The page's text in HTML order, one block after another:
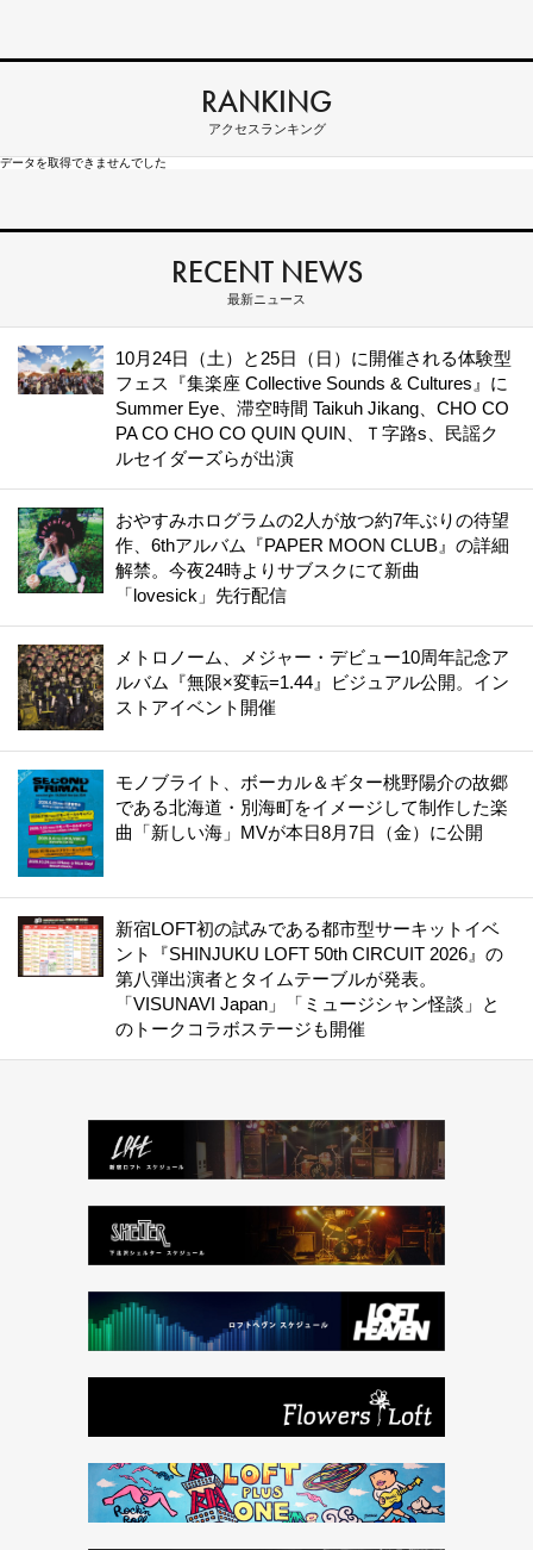
RANKING
アクセスランキング
データを取得できませんでした
RECENT NEWS
最新ニュース
10月24日（土）と25日（日）に開催される体験型
フェス『集楽座 Collective Sounds & Cultures』に
Summer Eye、滞空時間 Taikuh Jikang、CHO CO
PA CO CHO CO QUIN QUIN、Ｔ字路s、民謡ク
ルセイダーズらが出演
おやすみホログラムの2人が放つ約7年ぶりの待望
作、6thアルバム『PAPER MOON CLUB』の詳細
解禁。今夜24時よりサブスクにて新曲
「lovesick」先行配信
メトロノーム、メジャー・デビュー10周年記念ア
ルバム『無限×変転=1.44』ビジュアル公開。イン
ストアイベント開催
モノブライト、ボーカル＆ギター桃野陽介の故郷
である北海道・別海町をイメージして制作した楽
曲「新しい海」MVが本日8月7日（金）に公開
新宿LOFT初の試みである都市型サーキットイベ
ント『SHINJUKU LOFT 50th CIRCUIT 2026』の
第八弾出演者とタイムテーブルが発表。
「VISUNAVI Japan」「ミュージシャン怪談」と
のトークコラボステージも開催